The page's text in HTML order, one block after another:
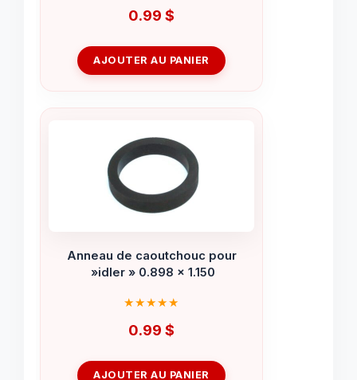
0.99 $
AJOUTER AU PANIER
Anneau de caoutchouc pour
»idler » 0.898 x 1.150
0.99 $
AJOUTER AU PANIER